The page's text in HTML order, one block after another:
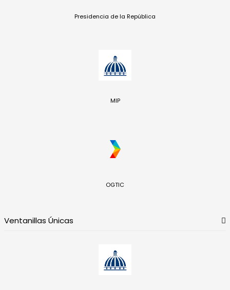
Presidencia de la República
MIP
OGTIC
Ventanillas Únicas